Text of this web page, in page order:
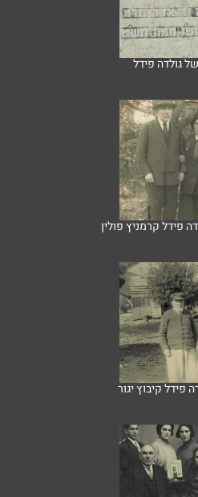
פידל
קרמניץ פולין
קיבוץ יגור